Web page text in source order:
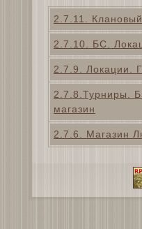
2.7.11.
2.7.10. БС.
2.7.9. Локации.
2.7.8.Турниры.
магазин
2.7.6. Магазин